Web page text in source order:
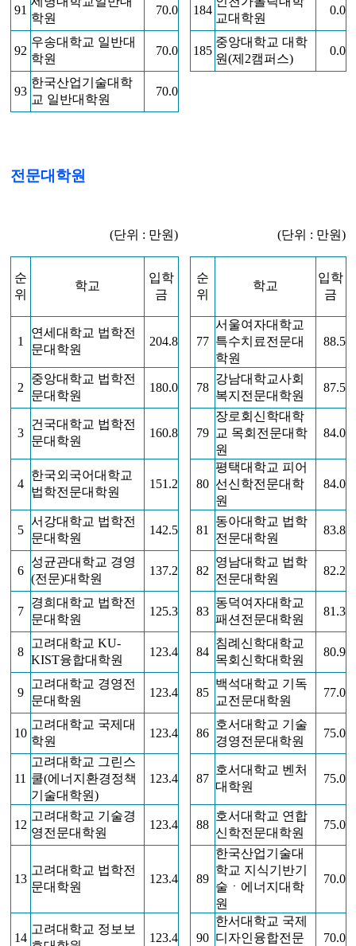
91
학원
70.0 184
교대학원
0.0
92
우송대학교 일반대
학원
70.0 185
중앙대학교 대학
원(제2캠퍼스)
0.0
93
한국산업기술대학
교 일반대학원
70.0
전문대학원
(단위 : 만원) (단위 : 만원)
순
위
학교
입학
금
순
위
학교
입학
금
1
연세대학교 법학전
문대학원
204.8 77
서울여자대학교
특수치료전문대
학원
88.5
2
중앙대학교 법학전
문대학원
180.0 78
강남대학교사회
복지전문대학원
87.5
3
건국대학교 법학전
문대학원
160.8 79
장로회신학대학
교 목회전문대학
원
84.0
4
한국외국어대학교
법학전문대학원
151.2 80
평택대학교 피어
선신학전문대학
원
84.0
5
서강대학교 법학전
문대학원
142.5 81
동아대학교 법학
전문대학원
83.8
6
성균관대학교 경영
(전문)대학원
137.2 82
영남대학교 법학
전문대학원
82.2
7
경희대학교 법학전
문대학원
125.3 83
동덕여자대학교
패션전문대학원
81.3
8
고려대학교 KU-
KIST융합대학원
123.4 84
침례신학대학교
목회신학대학원
80.9
9
고려대학교 경영전
문대학원
123.4 85
백석대학교 기독
교전문대학원
77.0
10
고려대학교 국제대
학원
123.4 86
호서대학교 기술
경영전문대학원
75.0
11
고려대학교 그린스
쿨(에너지환경정책
기술대학원)
123.4 87
호서대학교 벤처
대학원
75.0
12
고려대학교 기술경
영전문대학원
123.4 88
호서대학교 연합
신학전문대학원
75.0
13
고려대학교 법학전
문대학원
123.4 89
한국산업기술대
학교 지식기반기
술ㆍ에너지대학
원
70.0
14
고려대학교 정보보
123.4 90
한서대학교 국제
디자인융합전문
70.0